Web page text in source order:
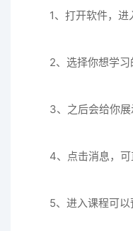
1、打开软件，进
2、选择你想学习
3、之后会给你展
4、点击消息，可
5、进入课程可以